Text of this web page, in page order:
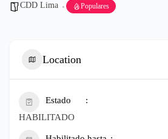
CDD Lima Populares
Location
Estado
HABILITADO